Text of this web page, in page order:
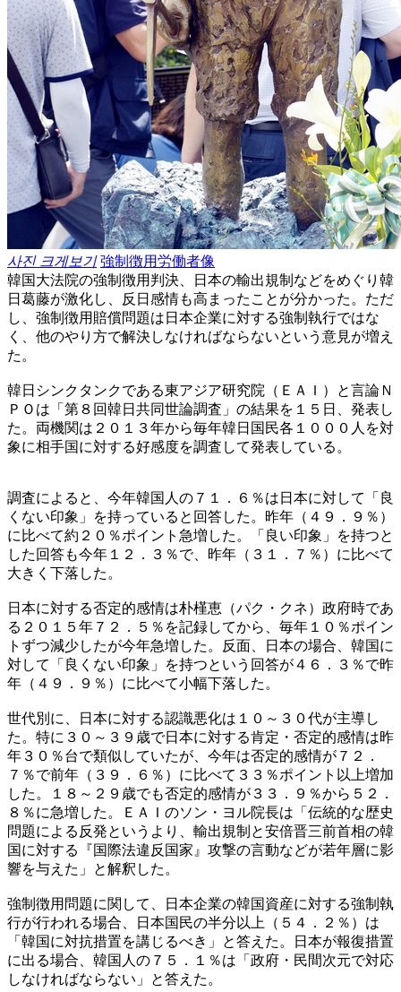
사진 크게보기 強制徴用労働者像
韓国大法院の強制徴用判決、日本の輸出規制などをめぐり韓
日葛藤が激化し、反日感情も高まったことが分かった。ただ
し、強制徴用賠償問題は日本企業に対する強制執行ではな
く、他のやり方で解決しなければならないという意見が増え
た。
韓日シンクタンクである東アジア研究院（ＥＡＩ）と言論Ｎ
ＰＯは「第８回韓日共同世論調査」の結果を１５日、発表し
た。両機関は２０１３年から毎年韓日国民各１０００人を対
象に相手国に対する好感度を調査して発表している。
調査によると、今年韓国人の７１．６％は日本に対して「良
くない印象」を持っていると回答した。昨年（４９．９％）
に比べて約２０％ポイント急増した。「良い印象」を持つと
した回答も今年１２．３％で、昨年（３１．７％）に比べて
大きく下落した。
日本に対する否定的感情は朴槿恵（パク・クネ）政府時であ
る２０１５年７２．５％を記録してから、毎年１０％ポイン
トずつ減少したが今年急増した。反面、日本の場合、韓国に
対して「良くない印象」を持つという回答が４６．３％で昨
年（４９．９％）に比べて小幅下落した。
世代別に、日本に対する認識悪化は１０～３０代が主導し
た。特に３０～３９歳で日本に対する肯定・否定的感情は昨
年３０％台で類似していたが、今年は否定的感情が７２．
７％で前年（３９．６％）に比べて３３％ポイント以上増加
した。１８～２９歳でも否定的感情が３３．９％から５２．
８％に急増した。ＥＡＩのソン・ヨル院長は「伝統的な歴史
問題による反発というより、輸出規制と安倍晋三前首相の韓
国に対する『国際法違反国家』攻撃の言動などが若年層に影
響を与えた」と解釈した。
強制徴用問題に関して、日本企業の韓国資産に対する強制執
行が行われる場合、日本国民の半分以上（５４．２％）は
「韓国に対抗措置を講じるべき」と答えた。日本が報復措置
に出る場合、韓国人の７５．１％は「政府・民間次元で対応
しなければならない」と答えた。